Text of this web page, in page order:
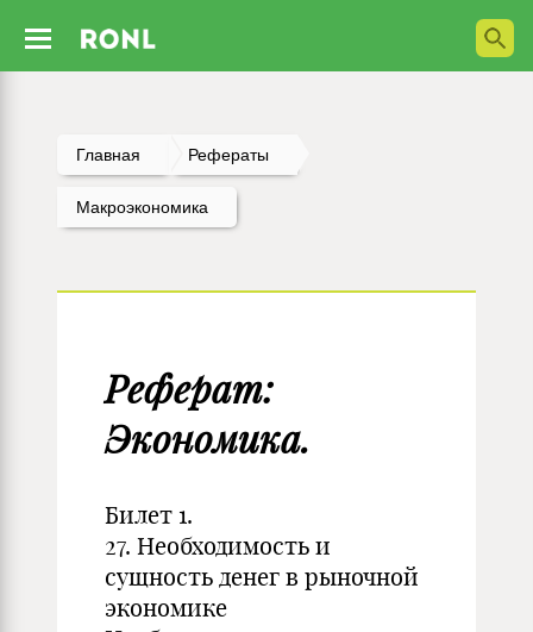
Главная Рефераты
Макроэкономика
Реферат:
Экономика.
Билет 1.
27. Необходимость и
сущность денег в рыночной
экономике